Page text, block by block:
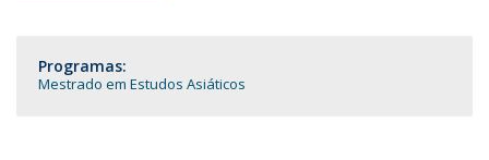
Programas:
Mestrado em Estudos Asiáticos